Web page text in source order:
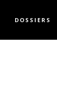
DOSSIERS